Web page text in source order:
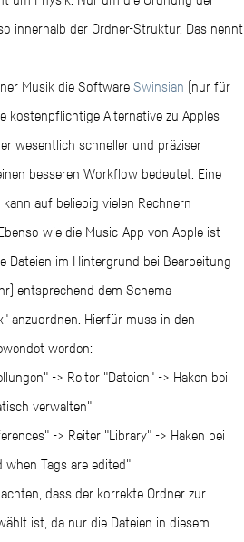
"Use iTunes Legacy XML" setzen -> Pfad
Klick auf "Music" in der Seitenleiste
innerhalb der Ordner-Struktur. Das nennt
Musik die Software Swinsian (nur für
kostenpflichtige Alternative zu Apples
wesentlich schneller und präziser
besseren Workflow bedeutet. Eine
auf beliebig vielen Rechnern
wie die Music-App von Apple ist
Dateien im Hintergrund bei Bearbeitung
entsprechend dem Schema
anzuordnen. Hierfür muss in den
werden:
-> Reiter "Dateien" -> Haken bei
verwalten"
-> Reiter "Library" -> Haken bei
when Tags are edited"
dass der korrekte Ordner zur
ist, da nur die Dateien in diesem